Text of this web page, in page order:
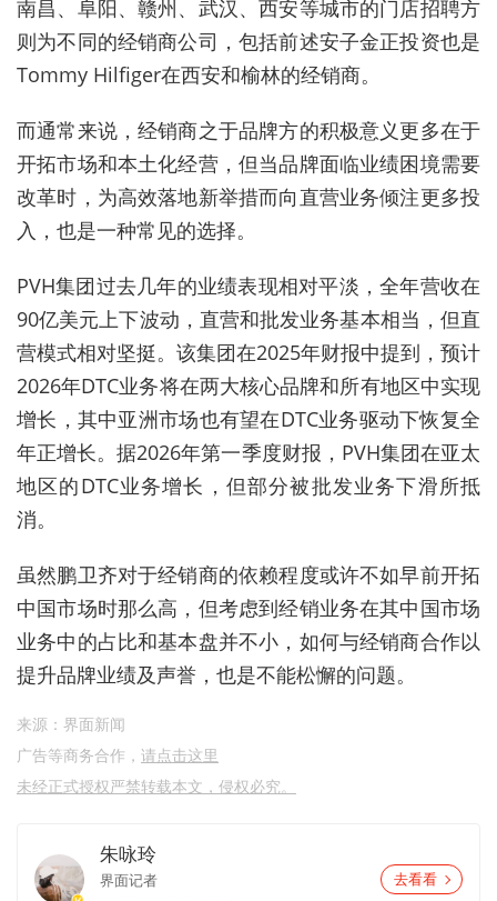
南昌、阜阳、赣州、武汉、西安等城市的门店招聘方
则为不同的经销商公司，包括前述安子金正投资也是
Tommy Hilfiger在西安和榆林的经销商。
而通常来说，经销商之于品牌方的积极意义更多在于
开拓市场和本土化经营，但当品牌面临业绩困境需要
改革时，为高效落地新举措而向直营业务倾注更多投
入，也是一种常见的选择。
PVH集团过去几年的业绩表现相对平淡，全年营收在
90亿美元上下波动，直营和批发业务基本相当，但直
营模式相对坚挺。该集团在2025年财报中提到，预计
2026年DTC业务将在两大核心品牌和所有地区中实现
增长，其中亚洲市场也有望在DTC业务驱动下恢复全
年正增长。据2026年第一季度财报，PVH集团在亚太
地区的DTC业务增长，但部分被批发业务下滑所抵
消。
虽然鹏卫齐对于经销商的依赖程度或许不如早前开拓
中国市场时那么高，但考虑到经销业务在其中国市场
业务中的占比和基本盘并不小，如何与经销商合作以
提升品牌业绩及声誉，也是不能松懈的问题。
来源：界面新闻
广告等商务合作， 请点击这里
未经正式授权严禁转载本文，侵权必究。
朱咏玲
界面记者
去看看